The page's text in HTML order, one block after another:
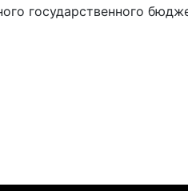
государственного